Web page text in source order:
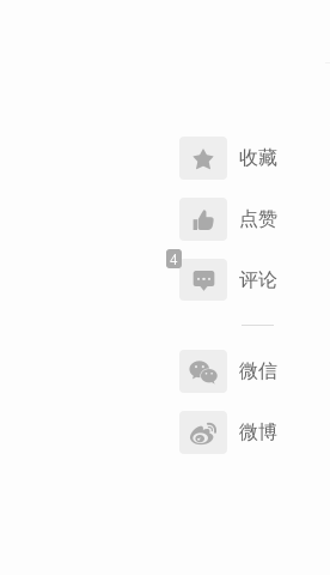
收藏
点赞
评论
享
到
微信
微博